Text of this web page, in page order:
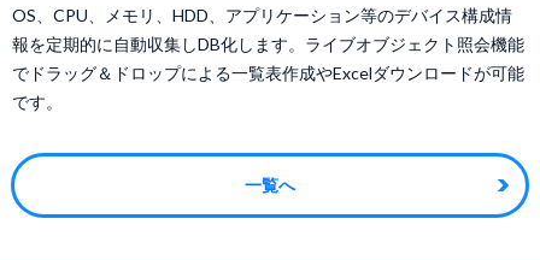
OS、CPU、メモリ、HDD、アプリケーション等のデバイス構成情
報を定期的に自動収集しDB化します。ライブオブジェクト照会機能
でドラッグ＆ドロップによる一覧表作成やExcelダウンロードが可能
です。
一覧へ